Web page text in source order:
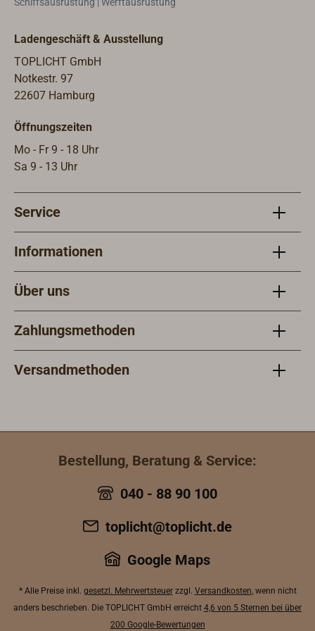
die "Multitools" der Firmen BOSCH,
etc. geeignet.
Schiffsausrüstung | Werftausrüstung
Ladengeschäft & Ausstellung
TOPLICHT GmbH
Notkestr. 97
22607 Hamburg
Öffnungszeiten
Mo - Fr 9 - 18 Uhr
Sa 9 - 13 Uhr
Service
Informationen
Über uns
Zahlungsmethoden
Versandmethoden
Bestellung, Beratung & Service:
040 - 88 90 100
toplicht@toplicht.de
Google Maps
* Alle Preise inkl. gesetzl. Mehrwertsteuerzzgl. Versandkosten, wenn nicht
anders beschrieben. Die TOPLICHT GmbH erreicht 4,6 von 5 Sternen bei über
200 Google-Bewertungen